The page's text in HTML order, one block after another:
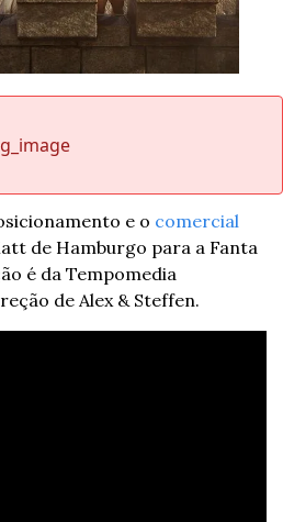
e o comercial
de Hamburgo para a Fanta
é da Tempomedia
de Alex & Steffen.